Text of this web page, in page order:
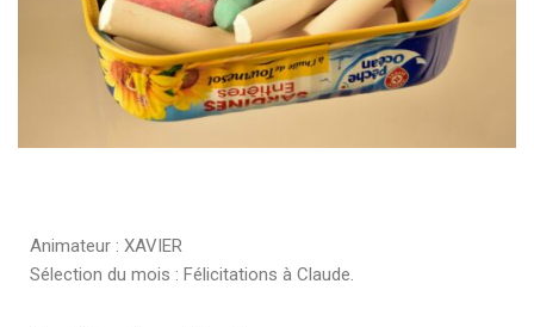
Animateur : XAVIER
Sélection du mois : Félicitations à Claude.